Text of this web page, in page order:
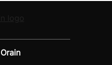
Orain